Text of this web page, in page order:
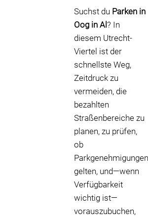
Suchst du Parken in
Oog in Al ? In
diesem Utrecht-
Viertel ist der
schnellste Weg,
Zeitdruck zu
vermeiden, die
bezahlten
Straßenbereiche zu
planen, zu prüfen,
ob
Parkgenehmigungen
gelten, und—wenn
Verfügbarkeit
wichtig ist—
vorauszubuchen,